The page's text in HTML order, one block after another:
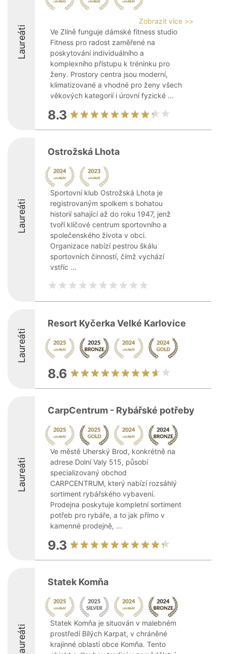
Laureáti
Zobrazit více >>
Ve Zlíně funguje dámské fitness studio
Fitness pro radost zaměřené na
poskytování individuálního a
komplexního přístupu k tréninku pro
ženy. Prostory centra jsou moderní,
klimatizované a vhodné pro ženy všech
věkových kategorií i úrovní fyzické ...
8.3
Laureáti
Ostrožská Lhota
Sportovní klub Ostrožská Lhota je
registrovaným spolkem s bohatou
historií sahající až do roku 1947, jenž
tvoří klíčové centrum sportovního a
společenského života v obci.
Organizace nabízí pestrou škálu
sportovních činností, čímž vychází
vstříc ...
Laureáti
Resort Kyčerka Velké Karlovice
8.6
Laureáti
CarpCentrum - Rybářské potřeby
Ve městě Uherský Brod, konkrétně na
adrese Dolní Valy 515, působí
specializovaný obchod
CARPCENTRUM, který nabízí rozsáhlý
sortiment rybářského vybavení.
Prodejna poskytuje kompletní sortiment
potřeb pro rybáře, a to jak přímo v
kamenné prodejně, ...
9.3
Laureáti
Statek Komňa
Statek Komňa je situován v malebném
prostředí Bílých Karpat, v chráněné
krajinné oblasti obce Komňa. Tento